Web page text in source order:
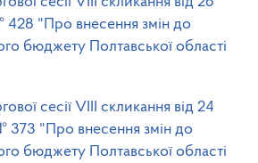
"Про внесення змін до
бюджету Полтавської області
сесії VIІІ скликання від 24
373 "Про внесення змін до
бюджету Полтавської області